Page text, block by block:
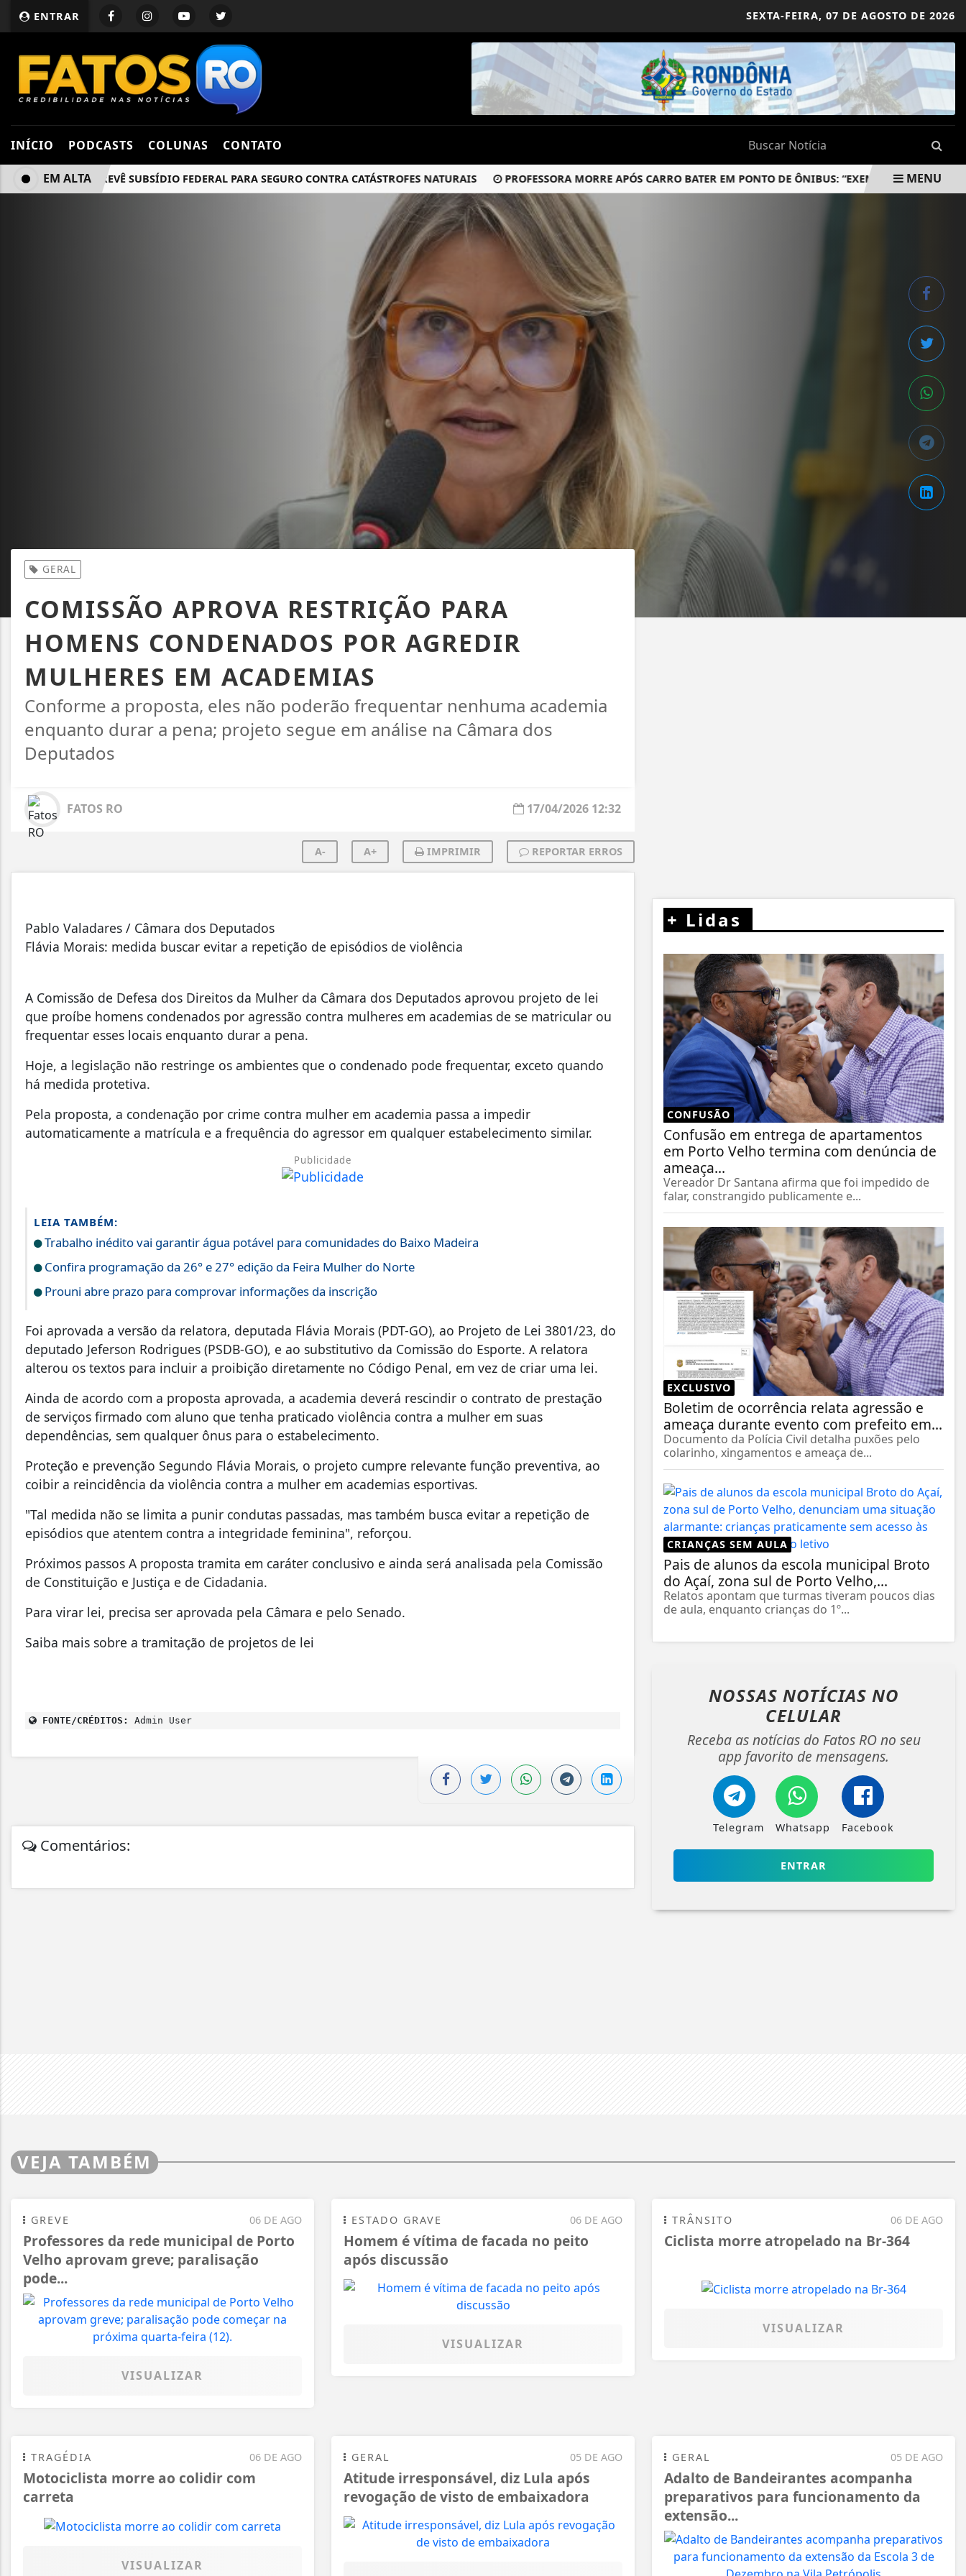
ENTRAR SEXTA-FEIRA, 07 DE AGOSTO DE 2026
INÍCIO PODCASTS COLUNAS CONTATO
PROJETO PREVÊ SUBSÍDIO FEDERAL PARA SEGURO CONTRA CATÁSTROFES NATURAIS PROFESSORA MORRE APÓS CARRO BATER EM PONTO DE ÔNIBUS: “EXEMPLO DE AMOR”
EM ALTA MENU
GERAL
COMISSÃO APROVA RESTRIÇÃO PARA
HOMENS CONDENADOS POR AGREDIR
MULHERES EM ACADEMIAS
Conforme a proposta, eles não poderão frequentar nenhuma academia
enquanto durar a pena; projeto segue em análise na Câmara dos
Deputados
FATOS RO 17/04/2026 12:32
A- A+ IMPRIMIR REPORTAR ERROS
Pablo Valadares / Câmara dos Deputados
Flávia Morais: medida buscar evitar a repetição de episódios de violência
A Comissão de Defesa dos Direitos da Mulher da Câmara dos Deputados aprovou projeto de lei
que proíbe homens condenados por agressão contra mulheres em academias de se matricular ou
frequentar esses locais enquanto durar a pena.
Hoje, a legislação não restringe os ambientes que o condenado pode frequentar, exceto quando
há medida protetiva.
Pela proposta, a condenação por crime contra mulher em academia passa a impedir
automaticamente a matrícula e a frequência do agressor em qualquer estabelecimento similar.
Publicidade
LEIA TAMBÉM:
Trabalho inédito vai garantir água potável para comunidades do Baixo Madeira
Confira programação da 26° e 27° edição da Feira Mulher do Norte
Prouni abre prazo para comprovar informações da inscrição
Foi aprovada a versão da relatora, deputada Flávia Morais (PDT-GO), ao Projeto de Lei 3801/23, do
deputado Jeferson Rodrigues (PSDB-GO), e ao substitutivo da Comissão do Esporte. A relatora
alterou os textos para incluir a proibição diretamente no Código Penal, em vez de criar uma lei.
Ainda de acordo com a proposta aprovada, a academia deverá rescindir o contrato de prestação
de serviços firmado com aluno que tenha praticado violência contra a mulher em suas
dependências, sem qualquer ônus para o estabelecimento.
Proteção e prevenção Segundo Flávia Morais, o projeto cumpre relevante função preventiva, ao
coibir a reincidência da violência contra a mulher em academias esportivas.
"Tal medida não se limita a punir condutas passadas, mas também busca evitar a repetição de
episódios que atentem contra a integridade feminina", reforçou.
Próximos passos A proposta tramita em caráter conclusivo e ainda será analisada pela Comissão
de Constituição e Justiça e de Cidadania.
Para virar lei, precisa ser aprovada pela Câmara e pelo Senado.
Saiba mais sobre a tramitação de projetos de lei
FONTE/CRÉDITOS: Admin User
Comentários:
+ Lidas
CONFUSÃO
Confusão em entrega de apartamentos
em Porto Velho termina com denúncia de
ameaça...
Vereador Dr Santana afirma que foi impedido de
falar, constrangido publicamente e...
EXCLUSIVO
Boletim de ocorrência relata agressão e
ameaça durante evento com prefeito em...
Documento da Polícia Civil detalha puxões pelo
colarinho, xingamentos e ameaça de...
CRIANÇAS SEM AULA
Pais de alunos da escola municipal Broto
do Açaí, zona sul de Porto Velho,...
Relatos apontam que turmas tiveram poucos dias
de aula, enquanto crianças do 1º...
NOSSAS NOTÍCIAS NO
CELULAR
Receba as notícias do Fatos RO no seu
app favorito de mensagens.
Telegram Whatsapp Facebook
ENTRAR
VEJA TAMBÉM
06 DE AGO
GREVE
Professores da rede municipal de Porto
Velho aprovam greve; paralisação
pode...
VISUALIZAR
06 DE AGO
ESTADO GRAVE
Homem é vítima de facada no peito
após discussão
VISUALIZAR
06 DE AGO
TRÂNSITO
Ciclista morre atropelado na Br-364
VISUALIZAR
06 DE AGO
TRAGÉDIA
Motociclista morre ao colidir com
carreta
VISUALIZAR
05 DE AGO
GERAL
Atitude irresponsável, diz Lula após
revogação de visto de embaixadora
05 DE AGO
GERAL
Adalto de Bandeirantes acompanha
preparativos para funcionamento da
extensão...